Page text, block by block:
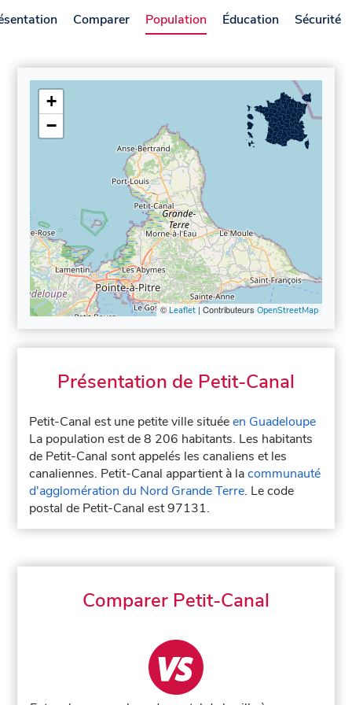
Comparer Population Éducation Sécurité
+
−
©Leaflet| Contributeurs OpenStreetMap
Présentation de Petit-Canal
Petit-Canal est une petite ville situéeen Guadeloupe
La population est de 8 206 habitants. Les habitants
de Petit-Canal sont appelés les canaliens et les
canaliennes. Petit-Canal appartient à lacommunauté
d'agglomération du Nord Grande Terre. Le code
postal de Petit-Canal est 97131.
Comparer Petit-Canal